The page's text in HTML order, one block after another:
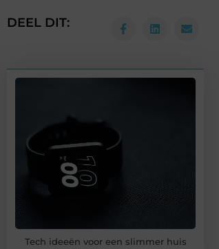
DEEL DIT:
Tech ideeën voor een slimmer huis